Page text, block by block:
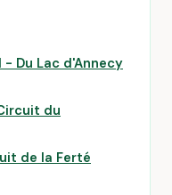
Du Lac d'Annecy
du
de la Ferté